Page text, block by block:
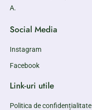
A.
Social Media
Instagram
Facebook
Link-uri utile
Politica de confidențialitate